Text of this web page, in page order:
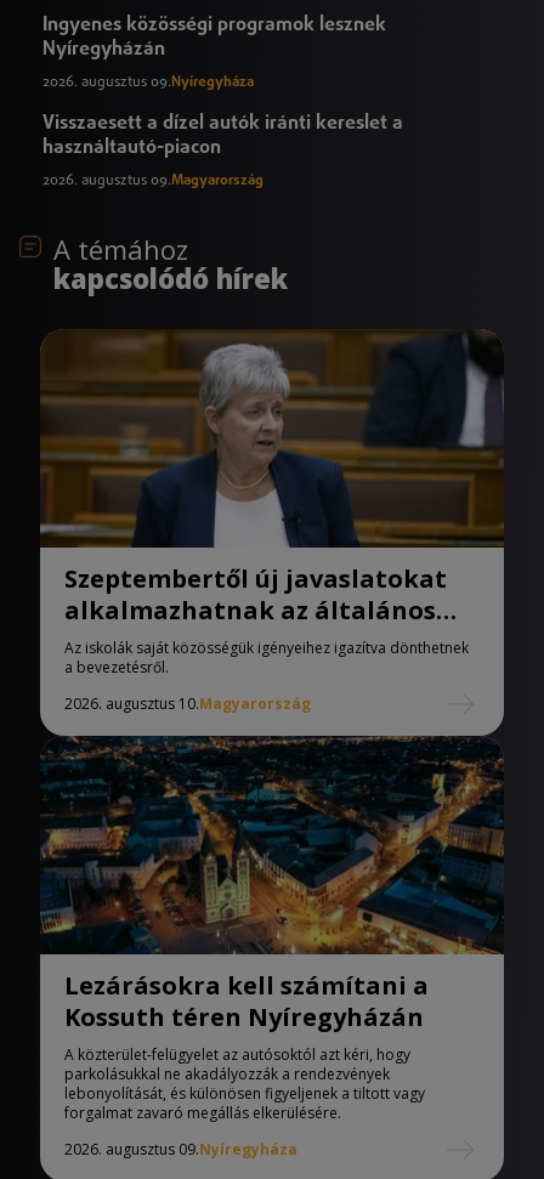
Ingyenes közösségi programok lesznek
Nyíregyházán
2026. augusztus 09. Nyíregyháza
Visszaesett a dízel autók iránti kereslet a
használtautó-piacon
2026. augusztus 09.Magyarország
A témához
kapcsolódó hírek
Szeptembertől új javaslatokat
alkalmazhatnak az általános
iskolák
Az iskolák saját közösségük igényeihez igazítva dönthetnek
a bevezetésről.
2026. augusztus 10.Magyarország
Lezárásokra kell számítani a
Kossuth téren Nyíregyházán
A közterület-felügyelet az autósoktól azt kéri, hogy
parkolásukkal ne akadályozzák a rendezvények
lebonyolítását, és különösen figyeljenek a tiltott vagy
forgalmat zavaró megállás elkerülésére.
2026. augusztus 09.Nyíregyháza